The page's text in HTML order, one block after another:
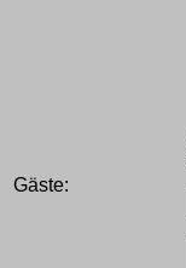
Gäste: